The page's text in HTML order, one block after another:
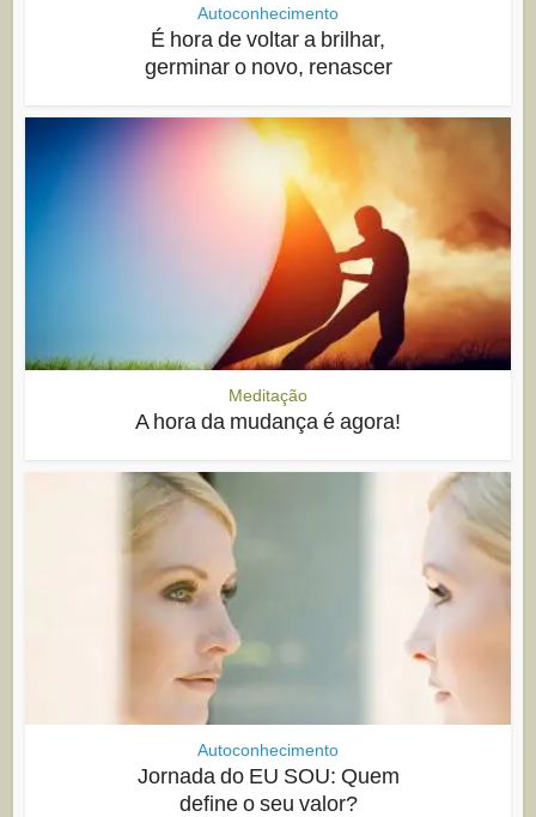
Autoconhecimento
É hora de voltar a brilhar,
germinar o novo, renascer
Meditação
A hora da mudança é agora!
Autoconhecimento
Jornada do EU SOU: Quem
define o seu valor?